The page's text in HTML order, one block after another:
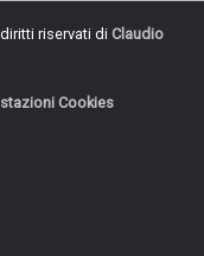
riservati di Claudio
Cookies